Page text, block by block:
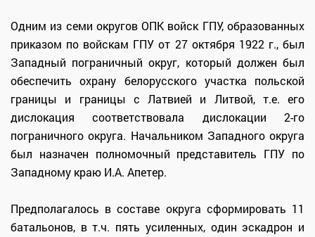
Одним из семи округов ОПК войск ГПУ, образованных
приказом по войскам ГПУ от 27 октября 1922 г., был
Западный пограничный округ, который должен был
обеспечить охрану белорусского участка польской
границы и границы с Латвией и Литвой, т.е. его
дислокация соответствовала дислокации 2-го
пограничного округа. Начальником Западного округа
был назначен полномочный представитель ГПУ по
Западному краю И.А. Апетер.
Предполагалось в составе округа сформировать 11
батальонов, в т.ч. пять усиленных, один эскадрон и